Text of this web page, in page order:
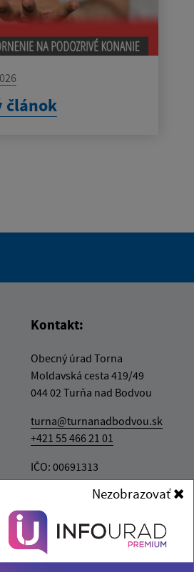
Nezobrazovať
článok
Kontakt:
Obecný úrad Torna
Moldavská cesta 419/49
044 02 Turňa nad Bodvou
turna@turnanadbodvou.sk
+421 55 466 21 01
IČO: 00691313